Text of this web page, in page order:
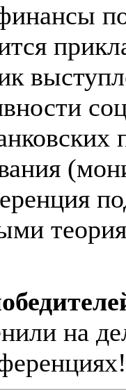
на